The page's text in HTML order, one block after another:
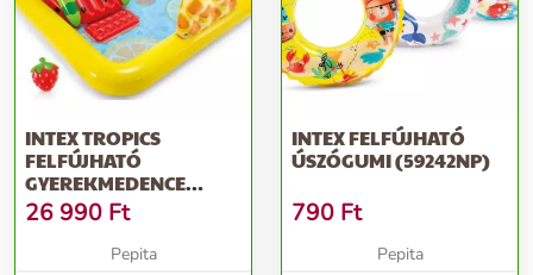
INTEX TROPICS
FELFÚJHATÓ
GYEREKMEDENCE
(57158NP)
26 990 Ft
Pepita
INTEX FELFÚJHATÓ
ÚSZÓGUMI (59242NP)
790 Ft
Pepita